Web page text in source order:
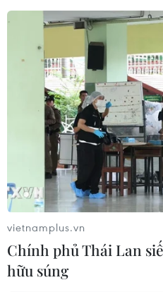
vietnamplus.vn
Chính phủ Thái Lan
hữu súng